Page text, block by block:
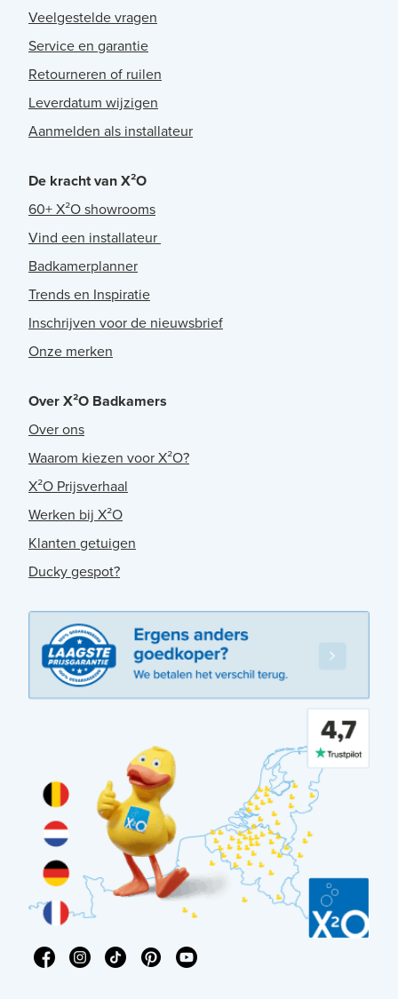
Veelgestelde vragen
Service en garantie
Retourneren of ruilen
Leverdatum wijzigen
Aanmelden als installateur
De kracht van X²O
60+ X²O showrooms
Vind een installateur
Badkamerplanner
Trends en Inspiratie
Inschrijven voor de nieuwsbrief
Onze merken
Over X²O Badkamers
Over ons
Waarom kiezen voor X²O?
X²O Prijsverhaal
Werken bij X²O
Klanten getuigen
Ducky gespot?